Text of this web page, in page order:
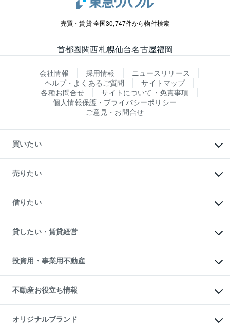
売買・賃貸 全国30,747件から物件検索
首都圏関西札幌仙台名古屋福岡
会社情報 採用情報
ニュースリリース
ヘルプ・よくあるご質問
サイトマップ
各種お問合せ
サイトについて・免責事項
個人情報保護・プライバシーポリシー
ご意見・お問合せ
買いたい
新築・分譲マンションの購入
中古マンションの購入
一戸建ての購入
中古一戸建ての購入
不動産購入の流れ
注目キーワード物件特集
購入ガイド
English 繁体中文簡体中文
売りたい
一戸建ての売却・査定
土地の売却・査定
スピードAI査定
不動産査定について
不動産売却の流れ
不動産買換えの流れ
売却ガイド
借りたい
オフィス・店舗の賃貸
借りるときの流れ
借りるガイド
貸したい・賃貸経営
マンション賃料データ
賃貸管理プラン
リロケーションについて
貸すガイド
投資用・事業用不動産
事業用不動産
マンション投資
投資用マンション
アパート経営
不動産お役立ち情報
マンションライブラリー
人気マンションランキング
オリジナルブランド